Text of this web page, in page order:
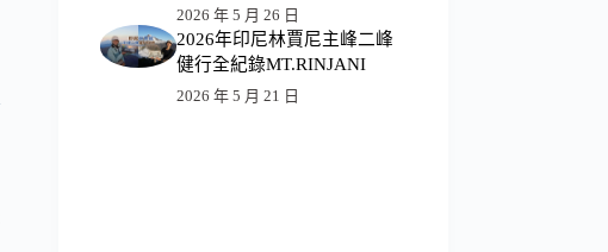
2026 年 5 月 26 日
2026年印尼林賈尼主峰二峰
健行全紀錄MT.RINJANI
2026 年 5 月 21 日